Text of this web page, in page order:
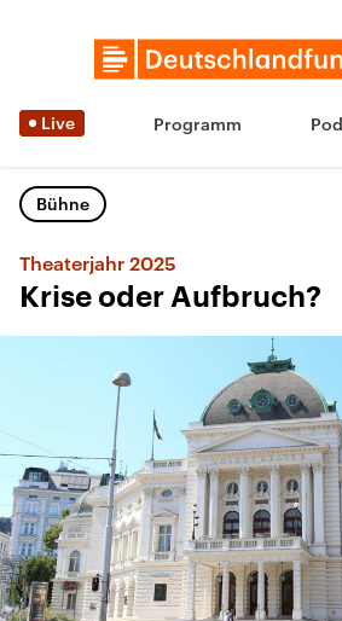
Live Programm
Bühne
Theaterjahr 2025
Krise oder Aufbruch?